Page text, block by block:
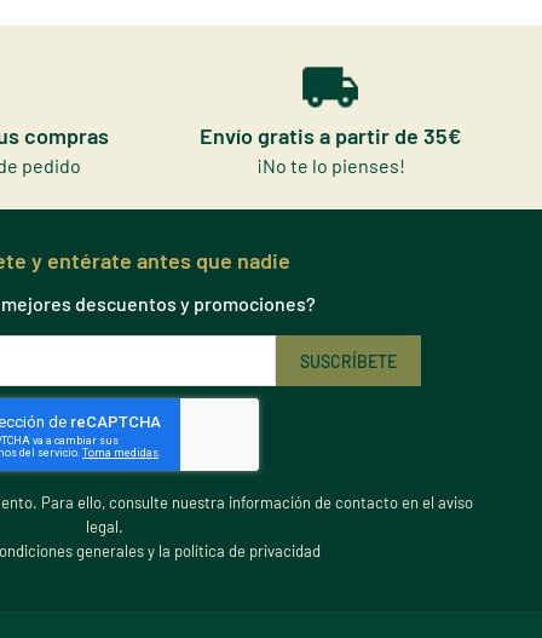
compras
pedido
Envío gratis a partir de 35€
¡No te lo pienses!
y entérate antes que nadie
descuentos y promociones?
Para ello, consulte nuestra información de contacto en el aviso
legal.
generales y la política de privacidad